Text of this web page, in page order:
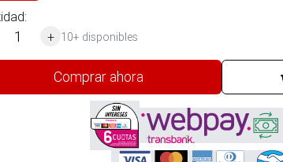
+ 10+ disponibles
Comprar ahora